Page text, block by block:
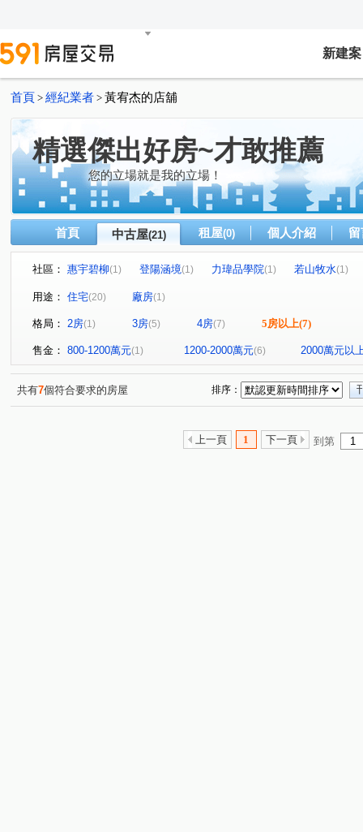
新建案
首頁 > 經紀業者 > 黃宥杰的店舖
精選傑出好房~才敢推薦
您的立場就是我的立場！
首頁 中古屋(21) 租屋(0) 個人介紹
社區： 惠宇碧柳(1) 登陽涵境(1) 力瑋品學院(1) 若山牧水(1)
新光段公園別墅 (1)
昌平路二段 舊社巷 景賢二路 (1) 敦富十街
敦化三街(3) 崇德路三段(1) 國強街(1) 民族路三段(1)
福田二街(1) 中山路一段(1) 熱河路二段(1) 潭富路二段
山西路三段(1)
用途： 住宅(20) 廠房(1)
格局： 2房(1) 3房(5) 4房(7) 5房以上(7)
售金： 800-1200萬元(1) 1200-2000萬元(6) 2000萬元以
共有7個符合要求的房屋 排序：
上一頁 1 下一頁 到第